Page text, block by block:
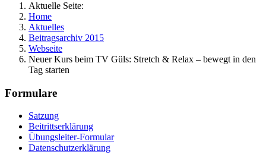
Aktuelle Seite:
Home
Aktuelles
Beitragsarchiv 2015
Webseite
Neuer Kurs beim TV Güls: Stretch & Relax – bewegt in den
Tag starten
Formulare
Satzung
Beitrittserklärung
Übungsleiter-Formular
Datenschutzerklärung